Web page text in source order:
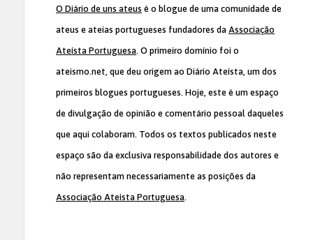
O Diário de uns ateus é o blogue de uma comunidade de
ateus e ateias portugueses fundadores da Associação
Ateísta Portuguesa. O primeiro domínio foi o
ateismo.net, que deu origem ao Diário Ateísta, um dos
primeiros blogues portugueses. Hoje, este é um espaço
de divulgação de opinião e comentário pessoal daqueles
que aqui colaboram. Todos os textos publicados neste
espaço são da exclusiva responsabilidade dos autores e
não representam necessariamente as posições da
Associação Ateísta Portuguesa.